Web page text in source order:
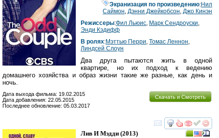
Экранизация по произведению:Нил
Саймон Дэнни Джейкобсон Джо Кинэн
Режиссеры:Фил Льюис Марк Сендроуски
Энди Кэдифф
В ролях:Мэттью Перри Томас Леннон
Линдсей Слоун
Два друга пытаются жить в одной
квартире, но их подход к ведению
домашнего хозяйства и образ жизни такие же разные, как день и
ночь.
Скачать и Смотреть
Дата выхода фильма: 19.02.2015
Дата добавления: 22.05.2015
Последнее обновление: 05.03.2017
смотреть
Лив И Мэдди (2013)